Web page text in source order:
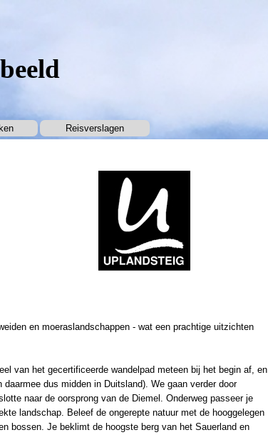
Reisverslagen ▼
en moeraslandschappen - wat een prachtige uitzichten
van het gecertificeerde wandelpad meteen bij het begin af, en
dus midden in Duitsland). We gaan verder door
naar de oorsprong van de Diemel. Onderweg passeer je
landschap. Beleef de ongerepte natuur met de hooggelegen
bossen. Je beklimt de hoogste berg van het Sauerland en